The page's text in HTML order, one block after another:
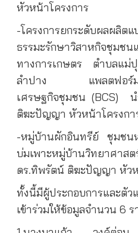
หัวหน้าโครงการ
-โครงการยกระดับผลผลิต
ธรรมะรักษาวิสาหกิจชุมช
ทางการเกษตร ตำบลแ
ลำปาง
แพลตฟอร์
เศรษฐกิจชุมชน (BCS)
ติฆะปัญญา หัวหน้าโครงกา
-หมู่บ้านผักอินทรีย์ ชุมชน
บ่มเพาะหมู่บ้านวิทยาศาส
ดร.ทิพรัตน์ ติฆะปัญญา หัวห
ทั้งนี้มีผู้ประกอบการและตั
เข้าร่วมให้ข้อมูลจำนวน 6